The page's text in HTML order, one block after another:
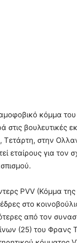
κόμμα
στις βουλευτικές
Τετάρτη, στην
εταίρους για τον
PVV (Κόμμα της
στο
από τον
(25) του Φρανς